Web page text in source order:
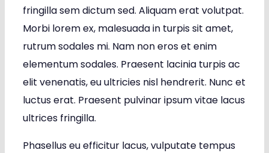
fringilla sem dictum sed. Aliquam erat volutpat.
Morbi lorem ex, malesuada in turpis sit amet,
rutrum sodales mi. Nam non eros et enim
elementum sodales. Praesent lacinia turpis ac
elit venenatis, eu ultricies nisl hendrerit. Nunc et
luctus erat. Praesent pulvinar ipsum vitae lacus
ultrices fringilla.
Phasellus eu efficitur lacus, vulputate tempus